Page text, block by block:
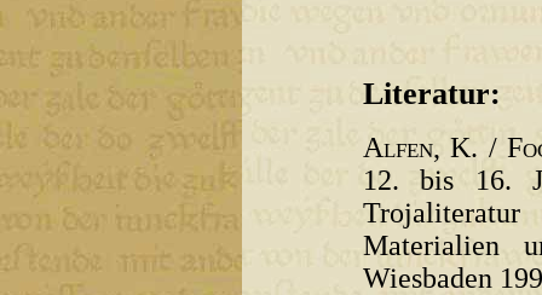
Literatur:
Alfen, K. /
12. bis 16.
Materialien
Wiesbaden